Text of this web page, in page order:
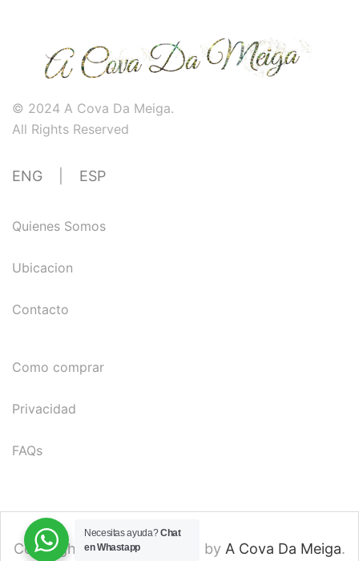
© 2024 A Cova Da Meiga.
All Rights Reserved
ENG ESP
Quienes Somos
Ubicacion
Contacto
Como comprar
Privacidad
FAQs
Copyright © 2024. Created by A Cova Da Meiga.
Necesitas ayuda?Chat
en Whastapp